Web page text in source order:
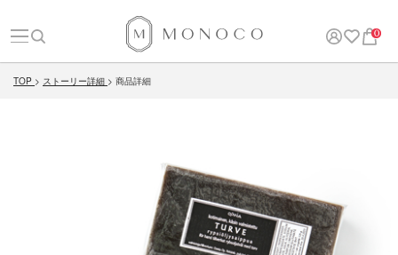
0
TOP ストーリー詳細 商品詳細